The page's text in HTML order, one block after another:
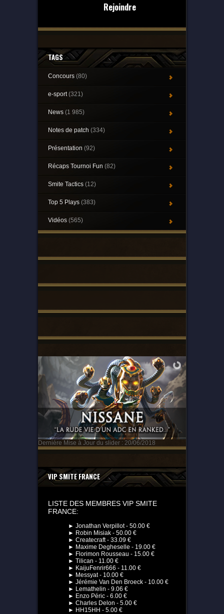
Rejoindre
TAGS
Concours (80)
e-sport(321)
News (1 985)
Notes de patch (334)
Présentation (92)
Récaps Tournoi Fun (82)
Smite Tactics (12)
Top 5 Plays (383)
Vidéos (565)
Dernière Mise à Jour du slider : 20/06/2018
VIP SMITE FRANCE
LISTE DES MEMBRES VIP SMITE
FRANCE:
► Jonathan Verpillot - 50.00 €
► Robin Misiak - 50.00 €
► Createcraft - 33.09 €
► Maxime Degheselle - 19.00 €
► Florimon Rousseau - 15.00 €
► Tilican - 11.00 €
► KaijuFenrir666 - 11.00 €
► Messyat - 10.00 €
► Jérémie Van Den Broeck - 10.00 €
► Lemathelin - 9.06 €
► Enzo Péric - 6.00 €
► Charles Delon - 5.00 €
► HH15HH - 5.00 €